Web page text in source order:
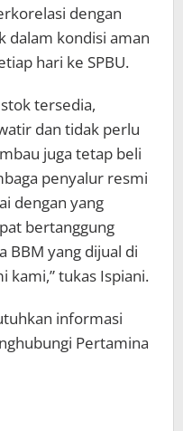
dengan
dalam kondisi aman
hari ke SPBU.
tersedia,
dan tidak perlu
juga tetap beli
penyalur resmi
dengan yang
bertanggung
BBM yang dijual di
kami,” tukas Ispiani.
informasi
Pertamina